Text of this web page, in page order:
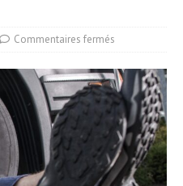
Commentaires fermés